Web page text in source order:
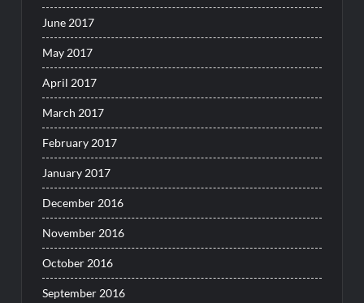
June 2017
May 2017
April 2017
March 2017
February 2017
January 2017
December 2016
November 2016
October 2016
September 2016